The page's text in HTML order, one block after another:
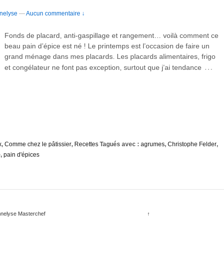
—Aucun commentaire ↓
Fonds de placard, anti-gaspillage et rangement… voilà comment ce
beau pain d’épice est né ! Le printemps est l’occasion de faire un
grand ménage dans mes placards. Les placards alimentaires, frigo
et congélateur ne font pas exception, surtout que j’ai tendance …
, Comme chez le pâtissier, Recettes Tagués avec : agrumes, Christophe Felder,
, pain d'épices
Masterchef
↑